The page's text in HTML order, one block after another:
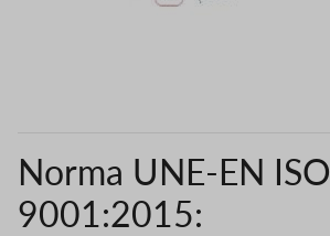
Norma UNE-EN ISO
9001:2015: